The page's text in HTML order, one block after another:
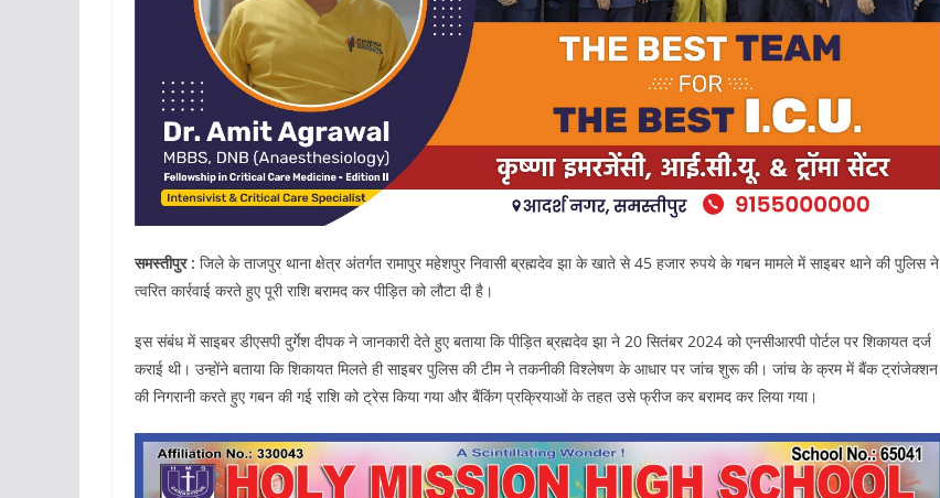
समस्तीपुर : जिले के ताजपुर थाना क्षेत्र अंतर्गत रामापुर महेशपुर निवासी ब्रह्मदेव झा के खाते से 45 हजार रुपये के गबन मामले में साइबर थाने की पुलिस ने
त्वरित कार्रवाई करते हुए पूरी राशि बरामद कर पीड़ित को लौटा दी है।
इस संबंध में साइबर डीएसपी दुर्गेश दीपक ने जानकारी देते हुए बताया कि पीड़ित ब्रह्मदेव झा ने 20 सितंबर 2024 को एनसीआरपी पोर्टल पर शिकायत दर्ज
कराई थी। उन्होंने बताया कि शिकायत मिलते ही साइबर पुलिस की टीम ने तकनीकी विश्लेषण के आधार पर जांच शुरू की। जांच के क्रम में बैंक ट्रांजेक्शन
की निगरानी करते हुए गबन की गई राशि को ट्रेस किया गया और बैंकिंग प्रक्रियाओं के तहत उसे फ्रीज कर बरामद कर लिया गया।